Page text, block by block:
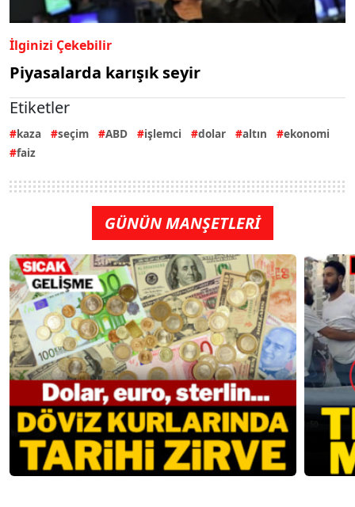
İlginizi Çekebilir
Piyasalarda karışık seyir
Etiketler
kaza seçim ABD işlemci dolar altın
ekonomi
faiz
GÜNÜN MANŞETLERİ